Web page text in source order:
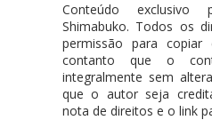
Conteúdo exclusivo
Shimabuko. Todos os
permissão para
contanto que o
integralmente sem
que o autor seja
nota de direitos e o link